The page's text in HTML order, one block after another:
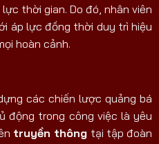
thời gian. Do đó, nhân viên
áp lực đồng thời duy trì hiệu
hoàn cảnh.
các chiến lược quảng bá
động trong công việc là yêu
truyền thông tại tập đoàn